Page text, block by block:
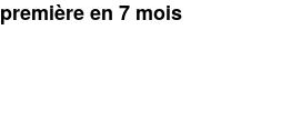
première en 7 mois